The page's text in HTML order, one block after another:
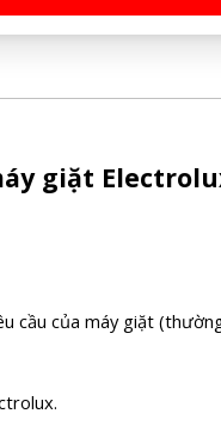
giặt
cầu của máy giặt